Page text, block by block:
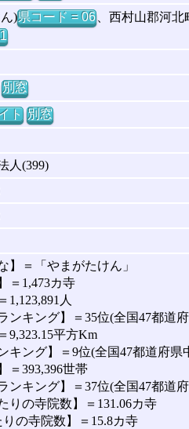
)県コード = 06、西村山郡河北
別窓
ト 別窓
人(399)
】＝「やまがたけん」
＝1,473カ寺
1,123,891人
ンキング】＝35位(全国47都道
9,323.15平方Km
キング】＝9位(全国47都道府県
＝393,396世帯
ンキング】＝37位(全国47都道
りの寺院数】＝131.06カ寺
りの寺院数】＝15.8カ寺